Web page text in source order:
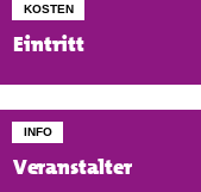
KOSTEN
Eintritt
INFO
Veranstalter